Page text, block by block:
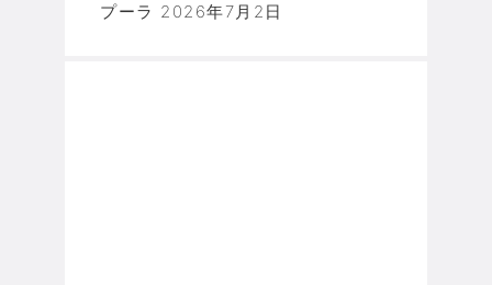
プーラ 2026年7月2日